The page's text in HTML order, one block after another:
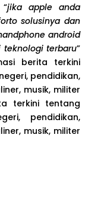
jika apple anda
solusinya dan
android
terbaru”
berita terkini
pendidikan,
musik, militer
terkini tentang
pendidikan,
musik, militer